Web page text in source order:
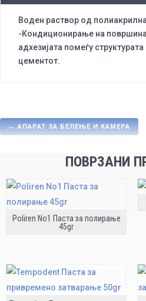
Воден раствор од
-Кондиционирање на
адхезијата помеѓу
цементот.
←АПАРАТ ЗА БЕЛЕЊЕ И КАМЕРА
ПОВРЗАНИ
Poliren No1 Паста за полирање
45gr